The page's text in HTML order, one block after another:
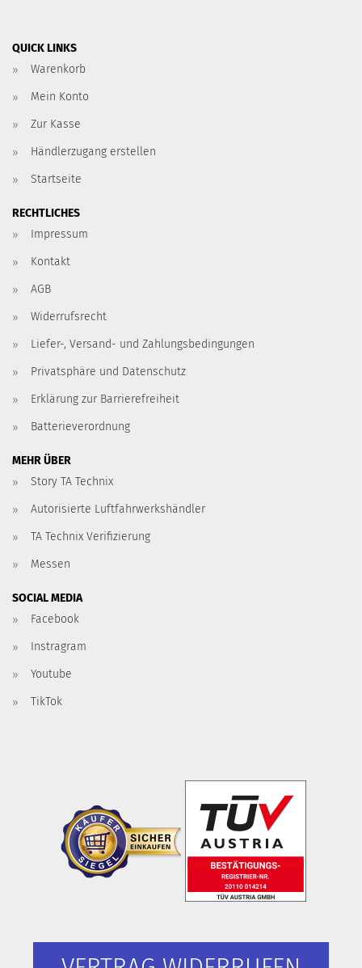
QUICK LINKS
Warenkorb
Mein Konto
Zur Kasse
Händlerzugang erstellen
Startseite
RECHTLICHES
Impressum
Kontakt
AGB
Widerrufsrecht
Liefer-, Versand- und Zahlungsbedingungen
Privatsphäre und Datenschutz
Erklärung zur Barrierefreiheit
Batterieverordnung
MEHR ÜBER
Story TA Technix
Autorisierte Luftfahrwerkshändler
TA Technix Verifizierung
Messen
SOCIAL MEDIA
Facebook
Instragram
Youtube
TikTok